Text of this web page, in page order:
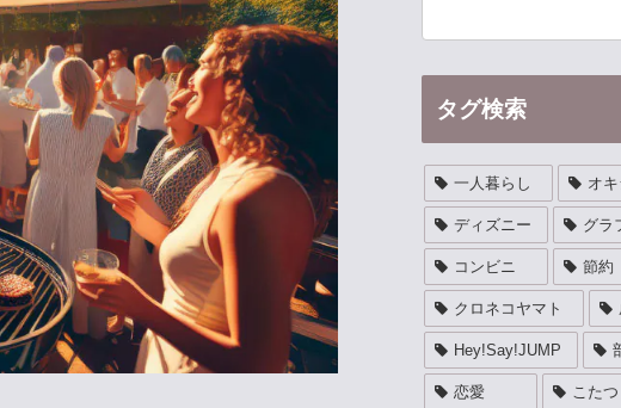
タグ検索
一人暮らし オ
ディズニー グラ
コンビニ 節約
クロネコヤマト
Hey!Say!JUMP
恋愛 こたつ